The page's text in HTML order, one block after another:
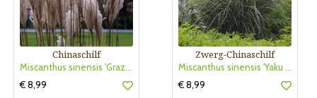
Chinaschilf
Miscanthus sinensis 'Graziella'
€ 8,99
Zwerg-Chinaschilf
Miscanthus sinensis 'Yaku Jima'
€ 8,99